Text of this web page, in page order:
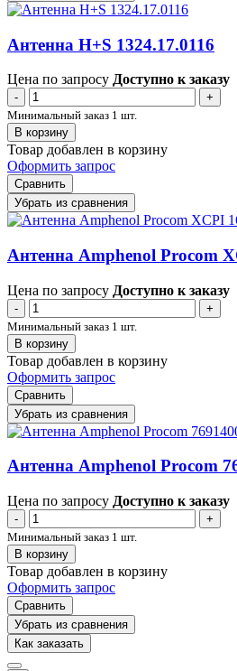
Антенна H+S 1324.17.0116
Цена по запросу Доступно к заказу
-
+
Минимальный заказ 1 шт.
В корзину
Товар добавлен в корзину
Оформить запрос
Сравнить
Убрать из сравнения
Антенна Amphenol Procom
Цена по запросу Доступно к заказу
-
+
Минимальный заказ 1 шт.
В корзину
Товар добавлен в корзину
Оформить запрос
Сравнить
Убрать из сравнения
Антенна Amphenol Procom
Цена по запросу Доступно к заказу
-
+
Минимальный заказ 1 шт.
В корзину
Товар добавлен в корзину
Оформить запрос
Сравнить
Убрать из сравнения
Как заказать